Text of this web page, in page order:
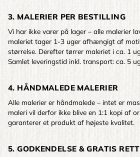
3. MALERIER PER BESTILLING
Vi har ikke varer på lager – alle malerier
maleriet tager 1-3 uger afhængigt af
størrelse. Derefter tørrer maleriet i ca. 1
Samlet leveringstid inkl. transport: ca. 5
4. HÅNDMALEDE MALERIER
Alle malerier er håndmalede – intet er
maleri vil derfor ikke blive en 1:1 kopi af
garanterer et produkt af højeste kvalitet.
5. GODKENDELSE & GRATIS